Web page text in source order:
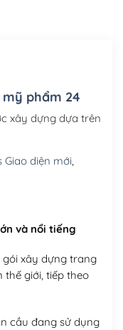
(+300,000₫)
phẩm 24
xây dựng dựa trên
Giao diện mới,
và nổi tiếng
gói xây dựng trang
giới, tiếp theo
cầu đang sử dụng